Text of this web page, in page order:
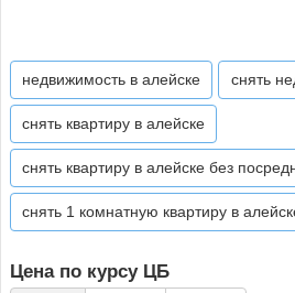
недвижимость в алейске снять
снять квартиру в алейске
снять квартиру в алейске без
снять 1 комнатную квартиру в
Цена по курсу ЦБ